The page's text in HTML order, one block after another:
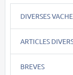
DIVERSES
ARTICLES
BREVES